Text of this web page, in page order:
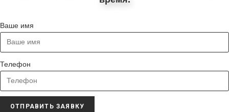
Ваше имя
Телефон
ОТПРАВИТЬ ЗАЯВКУ